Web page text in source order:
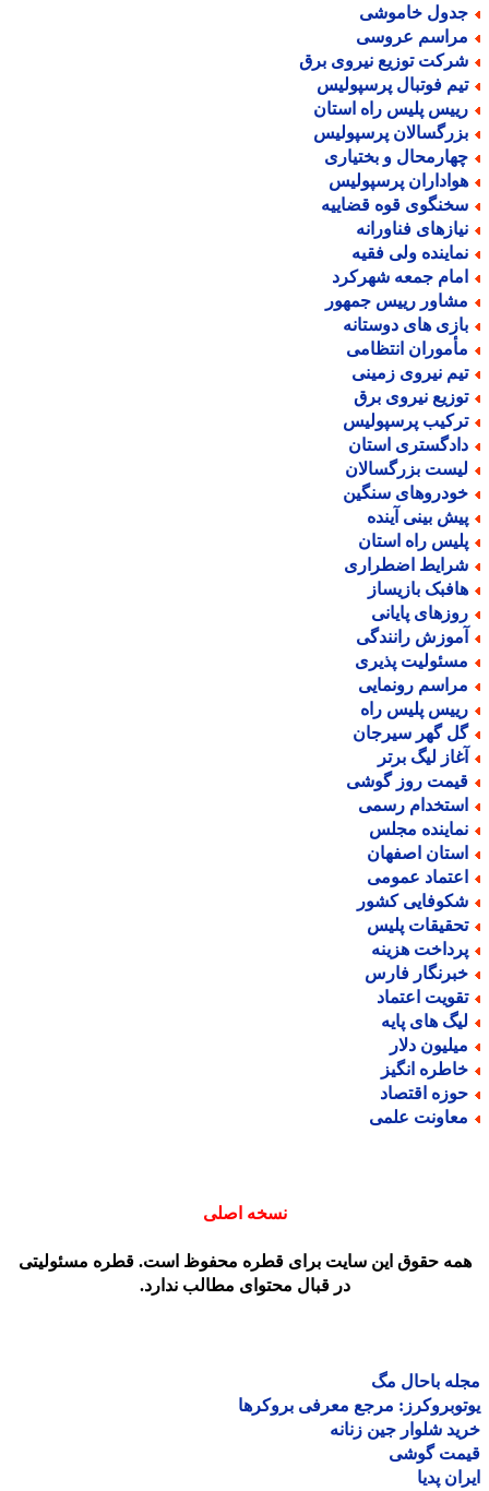
خاموشی
عروسی
توزیع نیروی برق
فوتبال پرسپولیس
پلیس راه استان
پرسپولیس
و بختیاری
پرسپولیس
قوه قضاییه
فناورانه
ولی فقیه
جمعه شهرکرد
رییس جمهور
های دوستانه
انتظامی
نیروی زمینی
نیروی برق
پرسپولیس
استان
بزرگسالان
سنگین
بینی آینده
راه استان
اضطراری
بازیساز
پایانی
رانندگی
پذیری
رونمایی
پلیس راه
گهر سیرجان
لیگ برتر
روز گوشی
رسمی
مجلس
اصفهان
عمومی
کشور
پلیس
هزینه
فارس
اعتماد
های پایه
دلار
انگیز
اقتصاد
علمی
نسخه اصلی
حقوق این سایت برای قطره محفوظ است. قطره مسئولیتی
در قبال محتوای مطالب ندارد.
باحال مگ
مرجع معرفی بروکرها
شلوار جین زنانه
گوشی
پدیا